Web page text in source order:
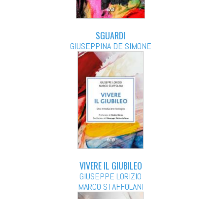
SGUARDI
GIUSEPPINA DE SIMONE
VIVERE IL GIUBILEO
GIUSEPPE LORIZIO
MARCO STAFFOLANI